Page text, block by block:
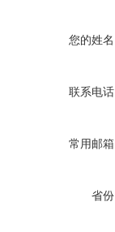
您的姓
联系电
常用邮
省